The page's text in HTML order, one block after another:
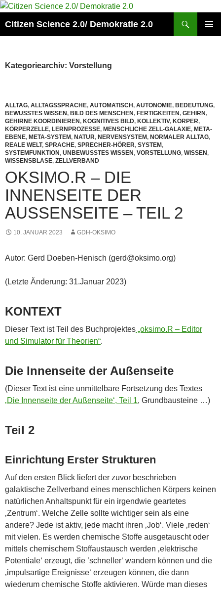
Zum
springen
Citizen Science 2.0/ Demokratie 2.0
Kategoriearchiv: Vorstellung
ALLTAG, ALLTAGSSPRACHE, AUTOMATISCH, AUTONOMIE, BEDEUTUNG,
BEWUSSTES WISSEN, BILD DES MENSCHEN, FERTIGKEITEN, GEHIRN,
GEHIRNE KOORDINIEREN, KOGNITIVES BILD, KOLLEKTIV, KÖRPER,
KÖRPERZELLE, LERNPROZESSE, MENSCHLICHE ZELL-GALAXIE, META-
EBENE, META-SYSTEM, NATUR, NERVENSYSTEM, NORMALER ALLTAG,
REALE WELT, SPRACHE, SPRECHER-HÖRER, SYSTEM,
SYSTEMFUNKTION, UNBEWUSSTES WISSEN, VORSTELLUNG, WISSEN,
WISSENSBLASE, ZELLVERBAND
OKSIMO.R – DIE
INNENSEITE DER
AUSSENSEITE – TEIL 2
10. JANUAR 2023 GDH-OKSIMO
Autor: Gerd Doeben-Henisch (gerd@oksimo.org)
(Letzte Änderung: 31.Januar 2023)
KONTEXT
Dieser Text ist Teil des Buchprojektes „oksimo.R – Editor
und Simulator für Theorien“.
Die Innenseite der Außenseite
(Dieser Text ist eine unmittelbare Fortsetzung des Textes
‚Die Innenseite der Außenseite‘, Teil 1, Grundbausteine …)
Teil 2
Einrichtung Erster Strukturen
Auf den ersten Blick liefert der zuvor beschrieben
galaktische Zellverband eines menschlichen Körpers keinen
natürlichen Anhaltspunkt für ein irgendwie geartetes
‚Zentrum‘. Welche Zelle sollte wichtiger sein als eine
andere? Jede ist aktiv, jede macht ihren ‚Job‘. Viele ‚reden‘
mit vielen. Es werden chemische Stoffe ausgetauscht oder
mittels chemischem Stoffaustausch werden ‚elektrische
Potentiale‘ erzeugt, die ’schneller‘ wandern können und die
‚impulsartige Ereignisse‘ erzeugen können, die dann
wiederum chemische Stoffe aktivieren. Würde man dieses